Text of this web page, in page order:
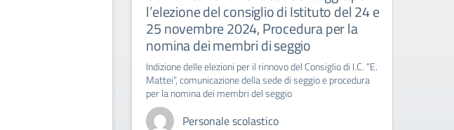
l’elezione del consiglio di Istituto del 24 e
25 novembre 2024, Procedura per la
nomina dei membri di seggio
Indizione delle elezioni per il rinnovo del Consiglio di I.C. “E.
Mattei”, comunicazione della sede di seggio e procedura
per la nomina dei membri del seggio
Personale scolastico